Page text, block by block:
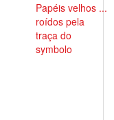
Papéis velhos ...
roídos pela
traça do
symbolo